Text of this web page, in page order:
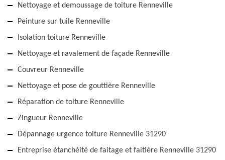
Nettoyage et demoussage de toiture Renneville
Peinture sur tuile Renneville
Isolation toiture Renneville
Nettoyage et ravalement de façade Renneville
Couvreur Renneville
Nettoyage et pose de gouttière Renneville
Réparation de toiture Renneville
Zingueur Renneville
Dépannage urgence toiture Renneville 31290
Entreprise étanchéité de faitage et faitière Renneville 31290